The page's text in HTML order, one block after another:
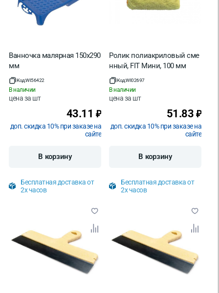
Ванночка малярная 150х290
мм
Код:WI56422
В наличии
цена за шт
43.11 ₽
доп. скидка 10% при заказе на
сайте
В корзину
Бесплатная доставка от
2х часов
Ролик полиакриловый сме
нный, FIT Мини, 100 мм
Код:WI02697
В наличии
цена за шт
51.83 ₽
доп. скидка 10% при заказе на
сайте
В корзину
Бесплатная доставка от
2х часов